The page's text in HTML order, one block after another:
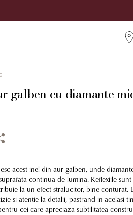
galben cu diamante
acest inel din aur galben, unde
continua de lumina. Reflexiile
la un efect stralucitor, bine conturat.
si atentie la detalii, pastrand in acelasi
cei care apreciaza subtilitatea